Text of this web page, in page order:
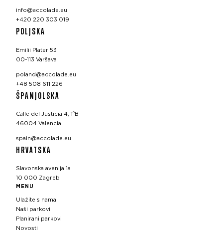
info@accolade.eu
+420 220 303 019
POLJSKA
Emilii Plater 53
00-113 Varšava
poland@accolade.eu
+48 508 611 226
ŠPANJOLSKA
Calle del Justicia 4, 1ºB
46004 Valencia
spain@accolade.eu
HRVATSKA
Slavonska avenija 1a
10 000 Zagreb
MENU
Ulažite s nama
Naši parkovi
Planirani parkovi
Novosti